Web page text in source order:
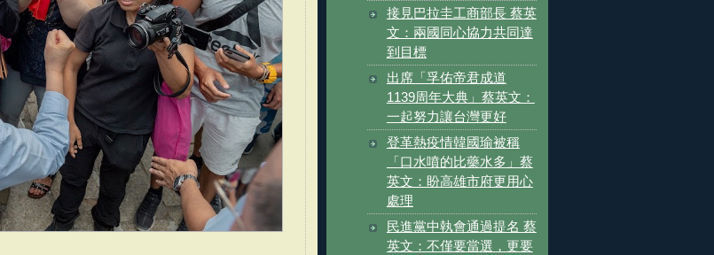
接見巴拉圭工商部長 蔡英
文：兩國同心協力共同達
到目標
出席「孚佑帝君成道
1139周年大典」蔡英文：
一起努力讓台灣更好
登革熱疫情韓國瑜被稱
「口水噴的比藥水多」蔡
英文：盼高雄市府更用心
處理
民進黨中執會通過提名 蔡
英文：不僅要當選，更要